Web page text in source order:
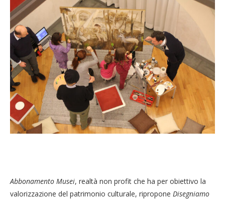
Abbonamento Musei, realtà non profit che ha per obiettivo la
valorizzazione del patrimonio culturale, ripropone Disegniamo